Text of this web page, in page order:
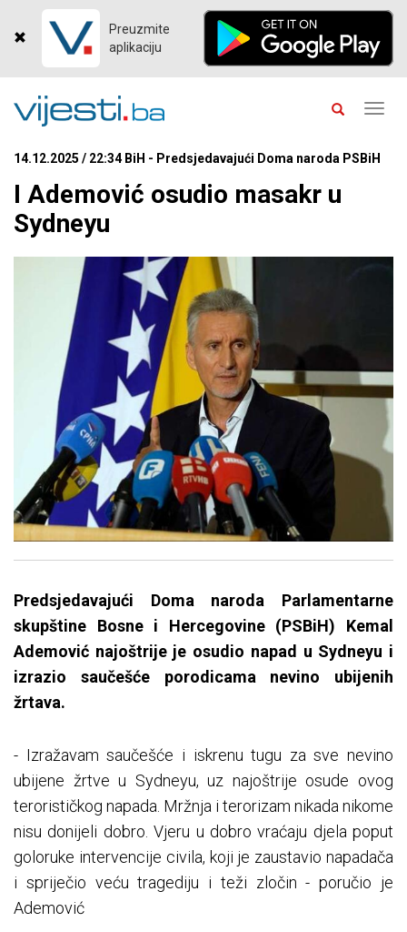
Preuzmite
aplikaciju
14.12.2025 / 22:34 BiH - Predsjedavajući Doma naroda PSBiH
I Ademović osudio masakr u
Sydneyu
Predsjedavajući Doma naroda Parlamentarne
skupštine Bosne i Hercegovine (PSBiH) Kemal
Ademović najoštrije je osudio napad u Sydneyu i
izrazio saučešće porodicama nevino ubijenih
žrtava.
- Izražavam saučešće i iskrenu tugu za sve nevino
ubijene žrtve u Sydneyu, uz najoštrije osude ovog
terorističkog napada. Mržnja i terorizam nikada nikome
nisu donijeli dobro. Vjeru u dobro vraćaju djela poput
goloruke intervencije civila, koji je zaustavio napadača
i spriječio veću tragediju i teži zločin - poručio je
Ademović